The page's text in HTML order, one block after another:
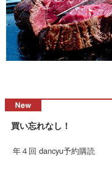
買い忘れなし！
年４回 dancyu予約購読